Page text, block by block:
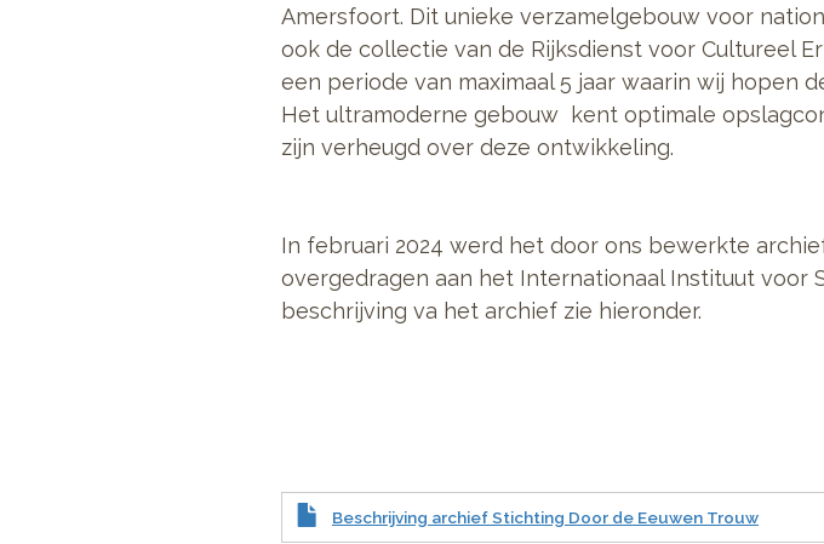
Amersfoort. Dit unieke verzamelgebouw voor
ook de collectie van de Rijksdienst voor Cultureel
een periode van maximaal 5 jaar waarin wij hopen
Het ultramoderne gebouw kent optimale
zijn verheugd over deze ontwikkeling.
In februari 2024 werd het door ons bewerkte
overgedragen aan het Internationaal Instituut voor
beschrijving va het archief zie hieronder.
Beschrijving archief Stichting Door de Eeuwen Trouw